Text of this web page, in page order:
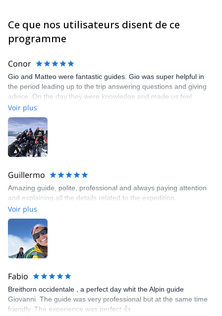
Ce que nos utilisateurs disent de ce
programme
Conor
Gio and Matteo were fantastic guides. Gio was super helpful in
the period leading up to the trip answering questions and giving
advice. On the day they were knowledge and made us feel
relaxed and prepared. Highly recommend!
Voir plus
Guillermo
Amazing guide, polite, professional and always paying attention
and explaining all the details related to the expedition.
Voir plus
Fabio
Breithorn occidentale , a perfect day whit the Alpin guide
Giovanni. The guide was very professional but at the same time
friendly. The experience was perfect 👍.